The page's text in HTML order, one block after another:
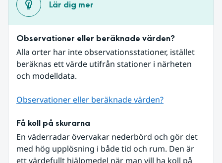
Lär dig mer
Observationer eller beräknade värden?
Alla orter har inte observationsstationer, istället
beräknas ett värde utifrån stationer i närheten
och modelldata.
Observationer eller beräknade värden?
Få koll på skurarna
En väderradar övervakar nederbörd och gör det
med hög upplösning i både tid och rum. Den är
ett värdefullt hjälpmedel när man vill ha koll på